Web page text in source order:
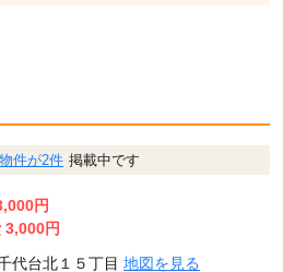
件が2件 掲載中です
円
3,000円
代台北１５丁目 地図を見る